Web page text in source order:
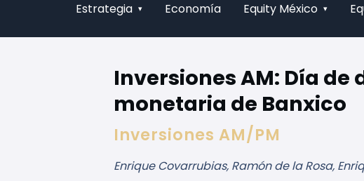
Estrategia ▾ Economía Equity México ▾
Inversiones AM: Día
monetaria de Banxico
Inversiones AM/PM
Enrique Covarrubias, Ramón de la Rosa,